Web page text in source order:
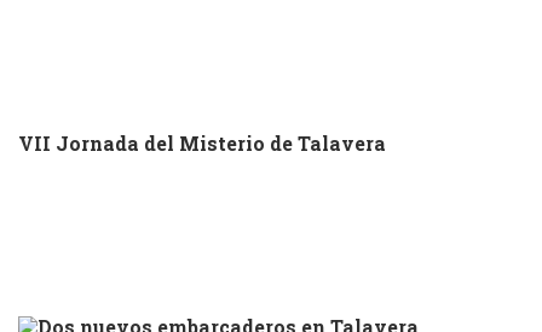
VII Jornada del Misterio de Talavera